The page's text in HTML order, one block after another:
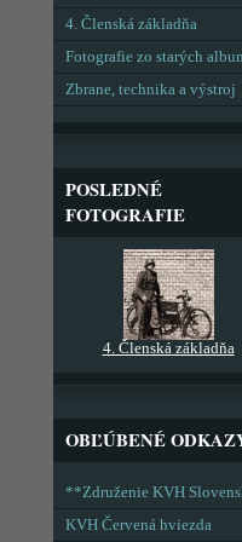
4. Členská základňa
Fotografie zo starých
Zbrane, technika a výstroj
POSLEDNÉ
FOTOGRAFIE
4. Členská základňa
OBĽÚBENÉ
**Združenie KVH
KVH Červená hviezda